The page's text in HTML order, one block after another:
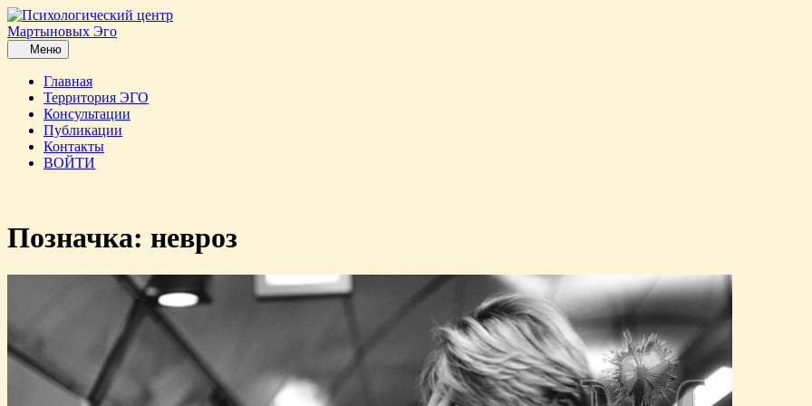
Перейти
до
вмістуМенюМеню
Главная
Территория ЭГО
Консультации
Публикации
Контакты
ВОЙТИ
Позначка: невроз